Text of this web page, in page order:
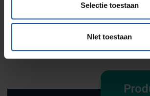
Selectie toestaan
NIet toestaan